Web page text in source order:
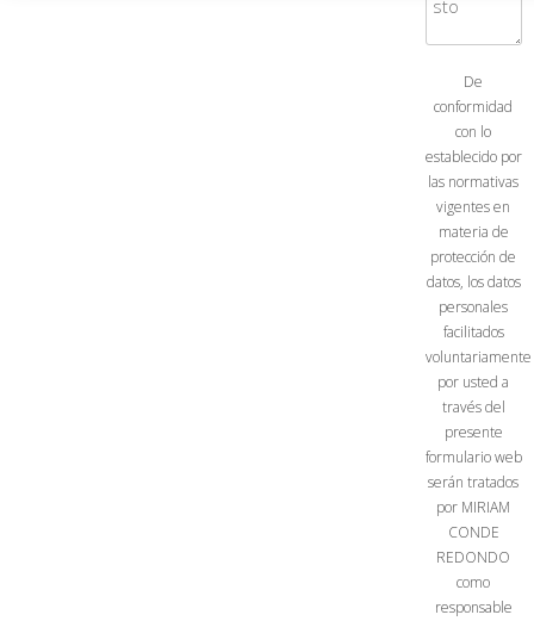
De
conformidad
con lo
establecido por
las normativas
vigentes en
materia de
protección de
datos, los datos
personales
facilitados
voluntariamente
por usted a
través del
presente
formulario web
serán tratados
por MIRIAM
CONDE
REDONDO
como
responsable